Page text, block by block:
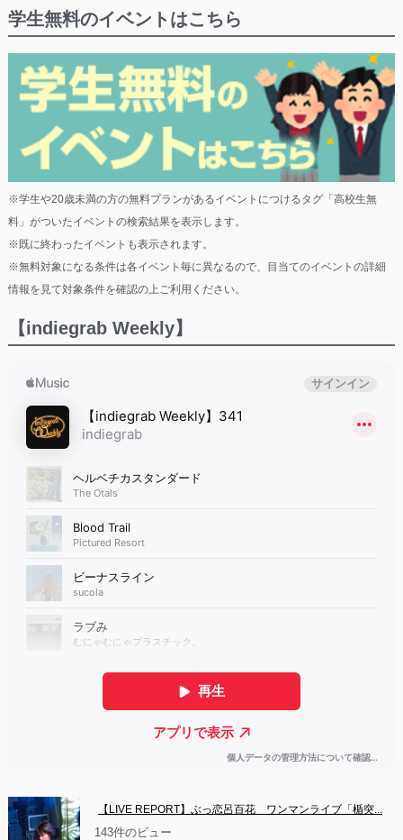
学生無料のイベントはこちら
※学生や20歳未満の方の無料プランがあるイベントにつけるタグ「高校生無
料」がついたイベントの検索結果を表示します。
※既に終わったイベントも表示されます。
※無料対象になる条件は各イベント毎に異なるので、目当てのイベントの詳細
情報を見て対象条件を確認の上ご利用ください。
【indiegrab Weekly】
【LIVE REPORT】ぶっ恋呂百花　ワンマンライブ「楯突...
143件のビュー